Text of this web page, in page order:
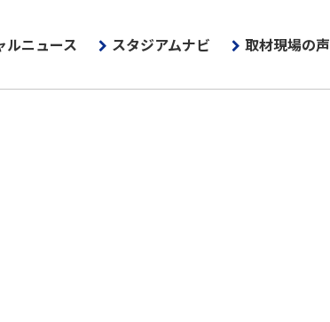
ルニュース スタジアムナビ 取材現場の声